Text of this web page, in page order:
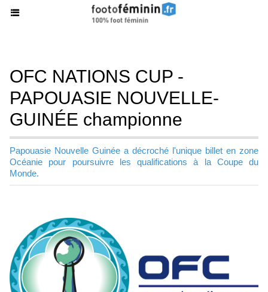
OFC NATIONS CUP -
PAPOUASIE NOUVELLE-
GUINÉE championne
Papouasie Nouvelle Guinée a décroché l'unique billet en zone
Océanie pour poursuivre les qualifications à la Coupe du
Monde.